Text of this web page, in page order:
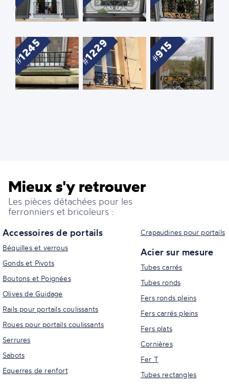
1245 1229 915
Mieux s'y retrouver
Les pièces détachées pour les
ferronniers et bricoleurs :
Accessoires de portails
Béquilles et verrous
Gonds et Pivots
Boutons et Poignées
Olives de Guidage
Rails pour portails coulissants
Roues pour portails coulissants
Serrures
Sabots
Equerres de renfort
Crapaudines pour portails
Acier sur mesure
Tubes carrés
Tubes ronds
Fers ronds pleins
Fers carrés pleins
Fers plats
Cornières
Fer T
Tubes rectangles